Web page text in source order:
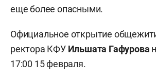
еще более опасными.
Официальное открытие
ректора КФУ Ильшата Гафурова
17:00 15 февраля.